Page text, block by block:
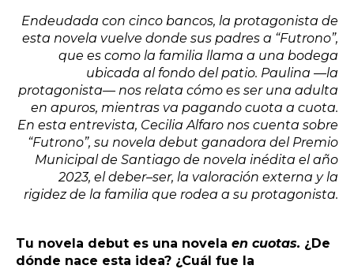
Endeudada con cinco bancos, la protagonista de
esta novela vuelve donde sus padres a “Futrono”,
que es como la familia llama a una bodega
ubicada al fondo del patio. Paulina —la
protagonista— nos relata cómo es ser una adulta
en apuros, mientras va pagando cuota a cuota.
En esta entrevista, Cecilia Alfaro nos cuenta sobre
“Futrono”, su novela debut ganadora del Premio
Municipal de Santiago de novela inédita el año
2023, el deber–ser, la valoración externa y la
rigidez de la familia que rodea a su protagonista.
Tu novela debut es una novela en cuotas. ¿De
dónde nace esta idea? ¿Cuál fue la